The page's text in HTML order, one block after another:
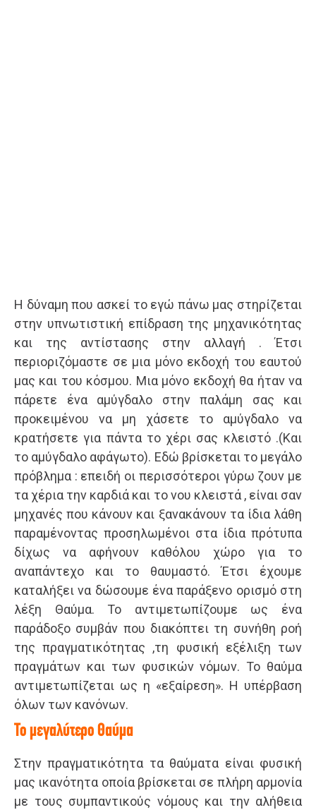
Η δύναμη που ασκεί το εγώ πάνω μας στηρίζεται
στην υπνωτιστική επίδραση της μηχανικότητας
και της αντίστασης στην αλλαγή . Έτσι
περιοριζόμαστε σε μια μόνο εκδοχή του εαυτού
μας και του κόσμου. Μια μόνο εκδοχή θα ήταν να
πάρετε ένα αμύγδαλο στην παλάμη σας και
προκειμένου να μη χάσετε το αμύγδαλο να
κρατήσετε για πάντα το χέρι σας κλειστό .(Και
το αμύγδαλο αφάγωτο). Εδώ βρίσκεται το μεγάλο
πρόβλημα : επειδή οι περισσότεροι γύρω ζουν με
τα χέρια την καρδιά και το νου κλειστά , είναι σαν
μηχανές που κάνουν και ξανακάνουν τα ίδια λάθη
παραμένοντας προσηλωμένοι στα ίδια πρότυπα
δίχως να αφήνουν καθόλου χώρο για το
αναπάντεχο και το θαυμαστό. Έτσι έχουμε
καταλήξει να δώσουμε ένα παράξενο ορισμό στη
λέξη Θαύμα. Το αντιμετωπίζουμε ως ένα
παράδοξο συμβάν που διακόπτει τη συνήθη ροή
της πραγματικότητας ,τη φυσική εξέλιξη των
πραγμάτων και των φυσικών νόμων. Το θαύμα
αντιμετωπίζεται ως η «εξαίρεση». Η υπέρβαση
όλων των κανόνων.
Το μεγαλύτερο Θαύμα
Στην πραγματικότητα τα θαύματα είναι φυσική
μας ικανότητα οποία βρίσκεται σε πλήρη αρμονία
με τους συμπαντικούς νόμους και την αλήθεια